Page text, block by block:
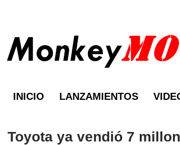
INICIO LANZAMIENTOS
Toyota ya vendió 7